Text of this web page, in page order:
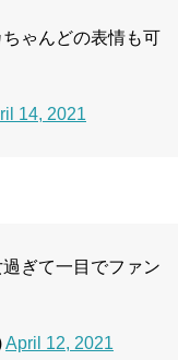
ゃんどの表情も可
14, 2021
ぎて一目でファン
April 12, 2021